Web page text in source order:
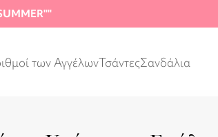
"
των ΑγγέλωνΤσάντεςΣανδάλια